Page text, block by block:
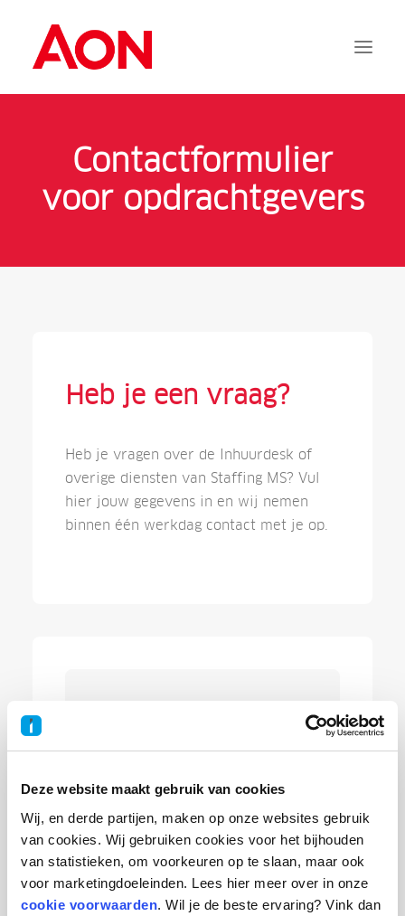
Deze website maakt gebruik van cookies
Wij, en derde partijen, maken op onze websites gebruik
van cookies. Wij gebruiken cookies voor het bijhouden
van statistieken, om voorkeuren op te slaan, maar ook
voor marketingdoeleinden. Lees hier meer over in onze
cookie voorwaarden. Wil je de beste ervaring? Vink dan
Documentatie
Services
Contactformulier
voor opdrachtgevers
Heb je een vraag?
Heb je vragen over de Inhuurdesk of
overige diensten van Staffing MS? Vul
hier jouw gegevens in en wij nemen
binnen één werkdag contact met je op.
Oostmaaslaan 71
support@staffingms.com
010 – 760 09 00